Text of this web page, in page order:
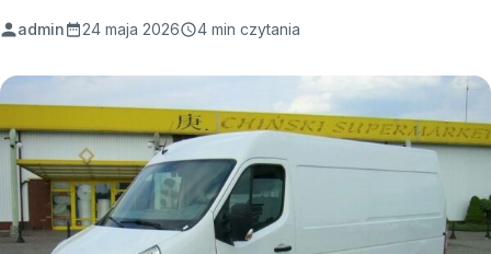
admin 24 maja 2026 4 min czytania